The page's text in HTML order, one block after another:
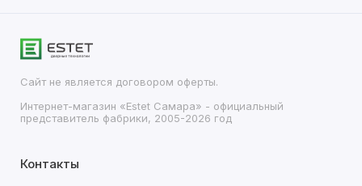
Сайт не является договором оферты.
Интернет-магазин «Estet Самара» - официальный
представитель фабрики, 2005-2026 год
Контакты